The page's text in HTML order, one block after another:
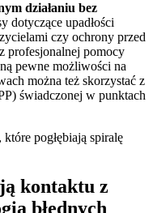
działaniu bez
dotyczące upadłości
czy ochrony przed
profesjonalnej pomocy
pewne możliwości na
można też skorzystać z
świadczonej w punktach
kontaktu z
błędnych